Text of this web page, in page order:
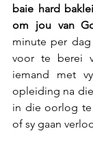
baie hard
om jou van
minute per
voor te berei
iemand met
opleiding na
in die oorlog te
of sy gaan